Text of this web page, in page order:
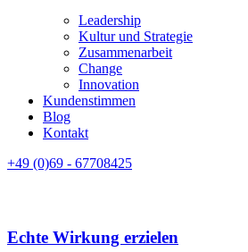
Leadership
Kultur und Strategie
Zusammenarbeit
Change
Innovation
Kundenstimmen
Blog
Kontakt
+49 (0)69 - 67708425
Echte Wirkung erzielen